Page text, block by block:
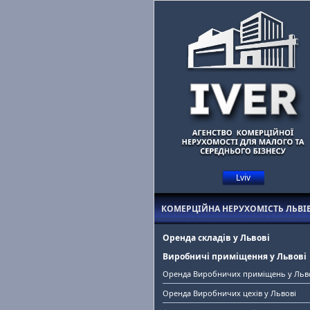
Lviv
КОМЕРЦІЙНА НЕРУХОМІСТЬ
Оренда складів у Львові
Виробничі приміщення у Львові
Оренда Виробничих приміщень у
Оренда Виробничих цехів у Львові
Допоможемо знайти